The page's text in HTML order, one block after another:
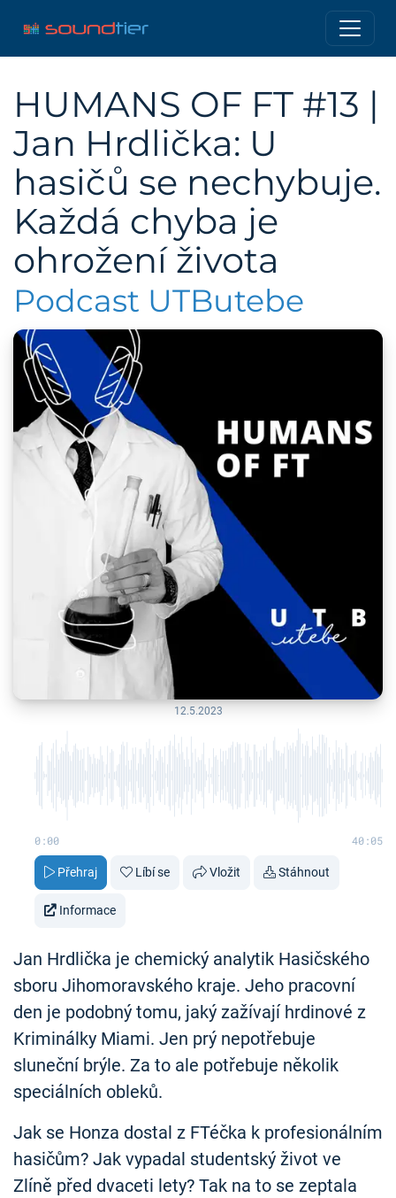
HUMANS OF FT #13 |
Jan Hrdlička: U
hasičů se nechybuje.
Každá chyba je
ohrožení života
Podcast UTButebe
12.5.2023
0:00 40:05
Přehraj Líbí se Vložit Stáhnout
Informace
Jan Hrdlička je chemický analytik Hasičského
sboru Jihomoravského kraje. Jeho pracovní
den je podobný tomu, jaký zažívají hrdinové z
Kriminálky Miami. Jen prý nepotřebuje
sluneční brýle. Za to ale potřebuje několik
speciálních obleků.
Jak se Honza dostal z FTéčka k profesionálním
hasičům? Jak vypadal studentský život ve
Zlíně před dvaceti lety? Tak na to se zeptala